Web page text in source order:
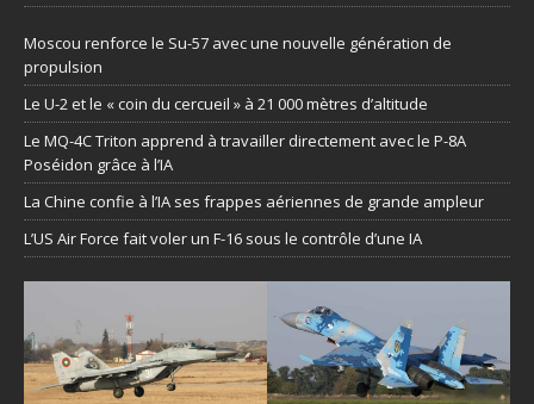
Moscou renforce le Su-57 avec une nouvelle génération de
propulsion
Le U-2 et le « coin du cercueil » à 21 000 mètres d’altitude
Le MQ-4C Triton apprend à travailler directement avec le P-8A
Poséidon grâce à l’IA
La Chine confie à l’IA ses frappes aériennes de grande ampleur
L’US Air Force fait voler un F-16 sous le contrôle d’une IA